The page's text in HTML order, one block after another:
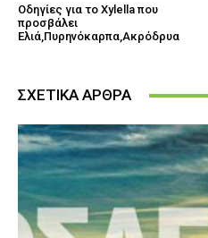
Οδηγίες για το Xylella που
προσβάλει
Ελιά,Πυρηνόκαρπα,Ακρόδρυα
ΣΧΕΤΙΚΑ ΑΡΘΡΑ